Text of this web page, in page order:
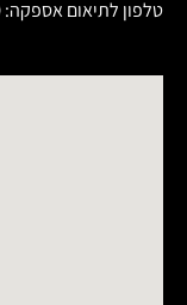
טלפון לתיאום אספקה: